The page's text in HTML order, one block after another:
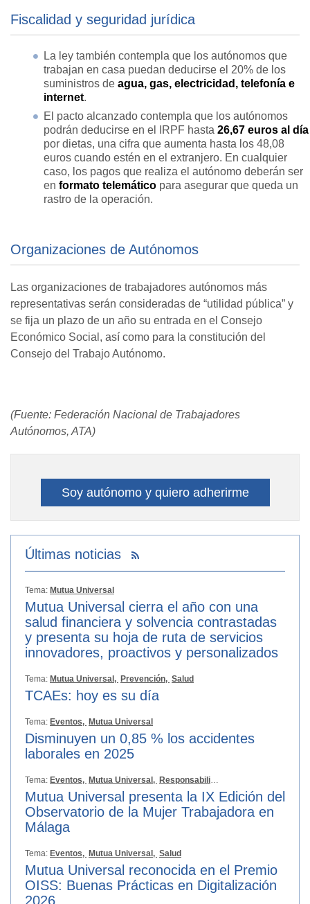
Fiscalidad y seguridad jurídica
La ley también contempla que los autónomos que
trabajan en casa puedan deducirse el 20% de los
suministros de agua, gas, electricidad, telefonía e
internet.
El pacto alcanzado contempla que los autónomos
podrán deducirse en el IRPF hasta 26,67 euros al día
por dietas, una cifra que aumenta hasta los 48,08
euros cuando estén en el extranjero. En cualquier
caso, los pagos que realiza el autónomo deberán ser
en formato telemático para asegurar que queda un
rastro de la operación.
Organizaciones de Autónomos
Las organizaciones de trabajadores autónomos más
representativas serán consideradas de “utilidad pública” y
se fija un plazo de un año su entrada en el Consejo
Económico Social, así como para la constitución del
Consejo del Trabajo Autónomo.
(Fuente: Federación Nacional de Trabajadores
Autónomos, ATA)
Soy autónomo y quiero adherirme
Últimas noticias
Tema: Mutua Universal
Mutua Universal cierra el año con una
salud financiera y solvencia contrastadas
y presenta su hoja de ruta de servicios
innovadores, proactivos y personalizados
Tema: Mutua Universal, Prevención, Salud
TCAEs: hoy es su día
Tema: Eventos, Mutua Universal
Disminuyen un 0,85 % los accidentes
laborales en 2025
Tema: Eventos, Mutua Universal, Responsabilidad Social
Mutua Universal presenta la IX Edición del
Observatorio de la Mujer Trabajadora en
Málaga
Tema: Eventos, Mutua Universal, Salud
Mutua Universal reconocida en el Premio
OISS: Buenas Prácticas en Digitalización
2026